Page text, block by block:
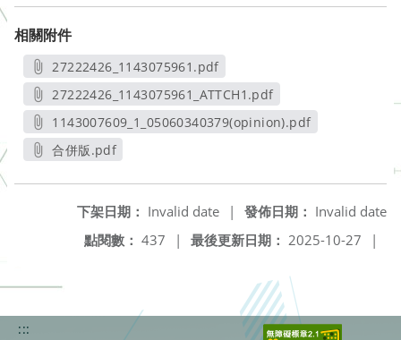
相關附件
27222426_1143075961.pdf
另開新視窗
27222426_1143075961_ATTCH1.pdf
另開新視窗
1143007609_1_05060340379(opinion).pdf
合併版.pdf
發佈日期： Invalid date
下架日期： Invalid date
|
最後更新日期： 2025-10-27 |
點閱數： 437 |
:::